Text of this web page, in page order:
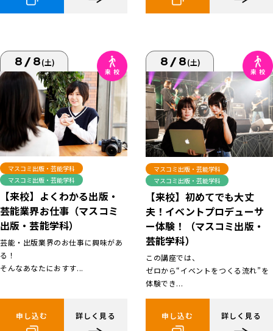
8/8(土)
マスコミ出版・芸能学科
マスコミ出版・芸能学科
【来校】よくわかる出版・
芸能業界お仕事（マスコミ
出版・芸能学科）
芸能・出版業界のお仕事に興味があ
る！
そんなあなたにおすす...
申し込む 詳しく見る
8/8(土)
マスコミ出版・芸能学科
マスコミ出版・芸能学科
【来校】初めてでも大丈
夫！イベントプロデューサ
ー体験！（マスコミ出版・
芸能学科）
この講座では、
ゼロから“イベントをつくる流れ”を
体験でき...
申し込む 詳しく見る